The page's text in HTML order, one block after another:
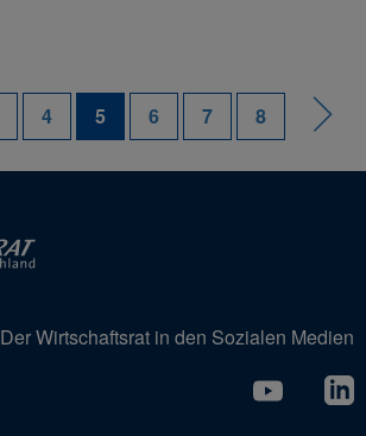
4 5 6 7 8
Der Wirtschaftsrat in den Sozialen Medien